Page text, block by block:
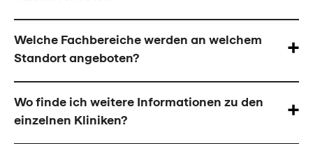
Welche Fachbereiche werden an welchem
Standort angeboten?
Wo finde ich weitere Informationen zu den
einzelnen Kliniken?